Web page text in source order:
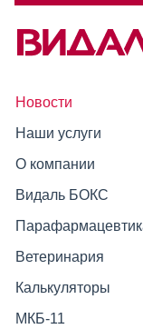
Новости
Наши услуги
О компании
Видаль БОКС
Ветеринария
Калькуляторы
МКБ-11